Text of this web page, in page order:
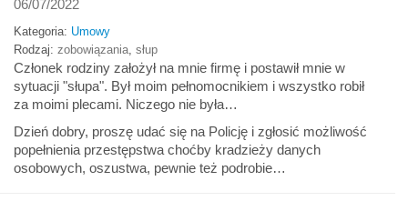
06/07/2022
Kategoria: Umowy
Rodzaj: zobowiązania słup
Członek rodziny założył na mnie firmę i postawił mnie w
sytuacji "słupa". Był moim pełnomocnikiem i wszystko robił
za moimi plecami. Niczego nie była…
Dzień dobry, proszę udać się na Policję i zgłosić możliwość
popełnienia przestępstwa choćby kradzieży danych
osobowych, oszustwa, pewnie też podrobie…